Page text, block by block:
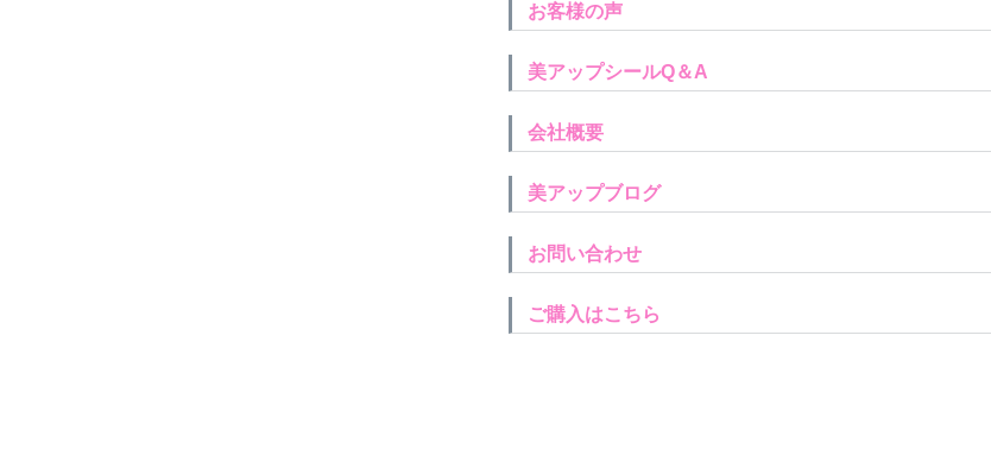
お客様の声
美アップシールQ＆A
会社概要
美アップブログ
お問い合わせ
ご購入はこちら